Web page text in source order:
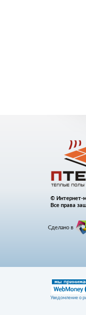
© Интернет-
Все права
Сделано в
Уведомление о